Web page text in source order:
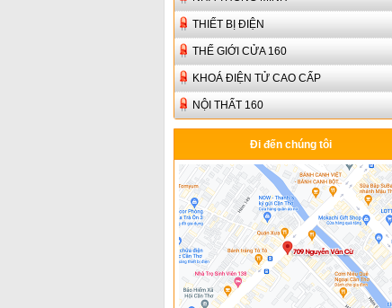
THIẾT BỊ ĐIỆN
THẾ GIỚI CỬA 160
KHOÁ ĐIỆN TỬ CAO CẤP
NỘI THẤT 160
Đi đến chúng tôi